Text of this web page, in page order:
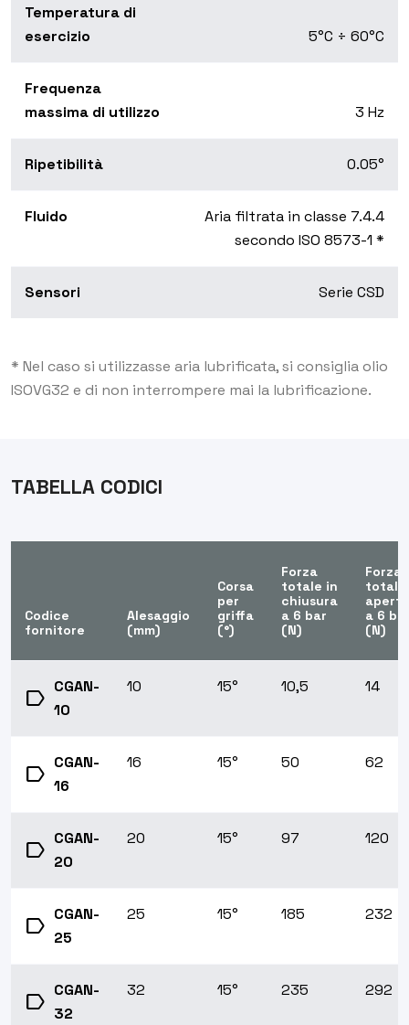
Temperatura di
esercizio
5°C ÷ 60°C
Frequenza
massima di utilizzo
3 Hz
Ripetibilità 0.05°
Fluido
Aria filtrata in classe 7.4.4
secondo ISO 8573-1 *
Sensori Serie CSD
* Nel caso si utilizzasse aria lubrificata, si consiglia olio
ISOVG32 e di non interrompere mai la lubrificazione.
TABELLA CODICI
Codice
fornitore
Alesaggio
(mm)
Corsa
per
griffa
(°)
Forza
totale in
chiusura
a 6 bar
(N)
Forza
totale
a 6
(N)
label CGAN-
10
10 15° 10,5 14
label CGAN-
16
16 15° 50 62
label CGAN-
20
20 15° 97 120
label CGAN-
25
25 15° 185 232
label CGAN-
32
32 15° 235 292